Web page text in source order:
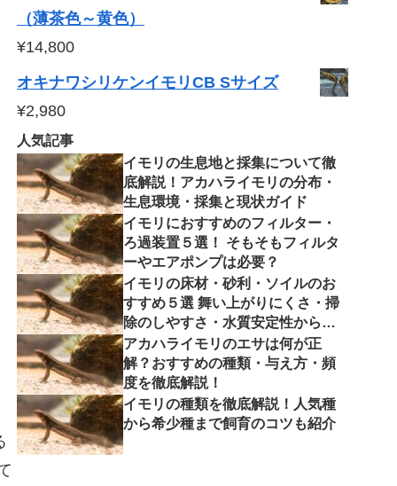
（薄茶色～黄色）
¥14,800
オキナワシリケンイモリCB Sサイズ
¥2,980
人気記事
イモリの生息地と採集について徹
底解説！アカハライモリの分布・
生息環境・採集と現状ガイド
イモリにおすすめのフィルター・
ろ過装置５選！ そもそもフィルタ
ーやエアポンプは必要？
イモリの床材・砂利・ソイルのお
すすめ５選 舞い上がりにくさ・掃
除のしやすさ・水質安定性から徹
底解説
アカハライモリのエサは何が正
解？おすすめの種類・与え方・頻
度を徹底解説！
イモリの種類を徹底解説！人気種
から希少種まで飼育のコツも紹介